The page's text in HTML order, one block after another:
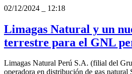
02/12/2024
12:18
Limagas Natural y un
terrestre para el GNL
Limagas Natural Perú S.A. (filial del
operadora en distribución de gas